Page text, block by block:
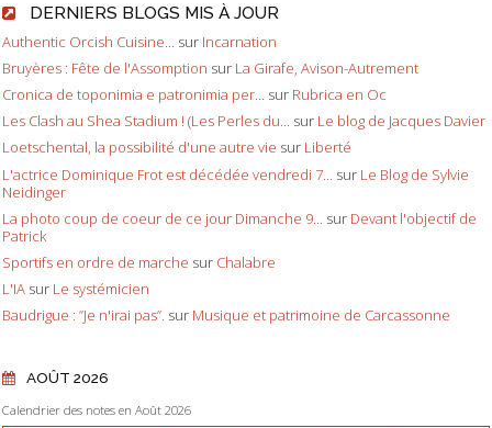
DERNIERS BLOGS MIS À JOUR
Authentic Orcish Cuisine... sur Incarnation
Bruyères : Fête de l'Assomption sur La Girafe, Avison-Autrement
Cronica de toponimia e patronimia per... sur Rubrica en Oc
Les Clash au Shea Stadium ! (Les Perles du... sur Le blog de Jacques Davier
Loetschental, la possibilité d'une autre vie sur Liberté
L'actrice Dominique Frot est décédée vendredi 7... sur Le Blog de Sylvie
Neidinger
La photo coup de coeur de ce jour Dimanche 9... sur Devant l'objectif de
Patrick
Sportifs en ordre de marche sur Chalabre
L'IA sur Le systémicien
Baudrigue : ”Je n'irai pas”. sur Musique et patrimoine de Carcassonne
AOÛT 2026
Calendrier des notes en Août 2026